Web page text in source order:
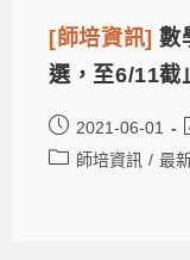
[師培資訊]數
選，至6/11截
2021-06-01
師培資訊 / 最